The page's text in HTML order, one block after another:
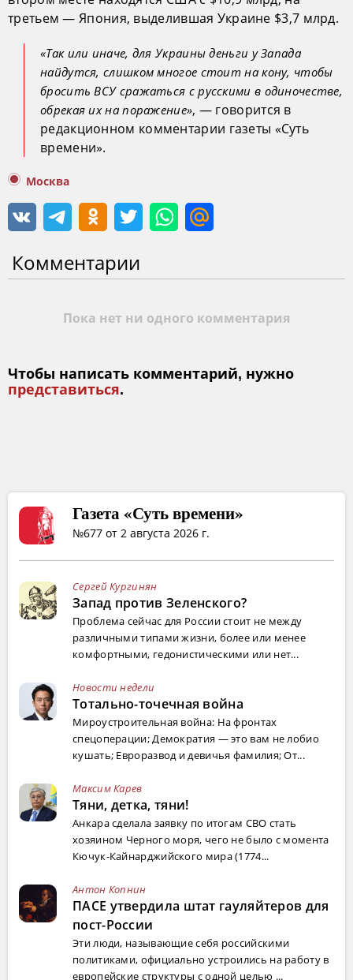
третьем — Япония, выделившая Украине $3,7 млрд.
«Так или иначе, для Украины деньги у Запада
найдутся, слишком многое стоит на кону, чтобы
бросить ВСУ сражаться с русскими в одиночестве,
обрекая их на поражение», — говорится в
редакционном комментарии газеты «Суть
времени».
Москва
Комментарии
Пока нет ни одного комментария
Чтобы написать комментарий, нужно
представиться.
Газета «Суть времени»
№677 от 2 августа 2026 г.
Сергей Кургинян
Запад против Зеленского?
Проблема сейчас для России стоит не между
различными типами жизни, более или менее
комфортными, гедонистическими или нет...
Новости недели
Тотально-точечная война
Мироустроительная война: На фронтах
спецоперации; Демократия — это вам не лобио
кушать; Евроразвод и девичья фамилия; От...
Максим Карев
Тяни, детка, тяни!
Анкара сделала заявку по итогам СВО стать
хозяином Черного моря, чего не было с момента
Кючук-Кайнарджийского мира (1774...
Антон Копнин
ПАСЕ утвердила штат гауляйтеров для
пост-России
Эти люди, называющие себя российскими
политиками, официально устроились на работу в
европейские структуры с одной целью ...